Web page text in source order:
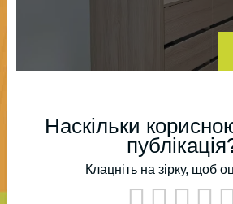
Наскільки
Клацніть на зірку, щоб